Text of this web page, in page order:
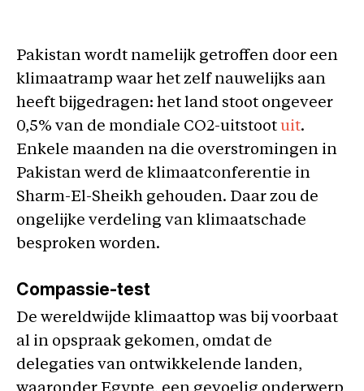
Pakistan wordt namelijk getroffen door een
klimaatramp waar het zelf nauwelijks aan
heeft bijgedragen: het land stoot ongeveer
0,5% van de mondiale CO2-uitstoot uit.
Enkele maanden na die overstromingen in
Pakistan werd de klimaatconferentie in
Sharm-El-Sheikh gehouden. Daar zou de
ongelijke verdeling van klimaatschade
besproken worden.
Compassie-test
De wereldwijde klimaattop was bij voorbaat
al in opspraak gekomen, omdat de
delegaties van ontwikkelende landen,